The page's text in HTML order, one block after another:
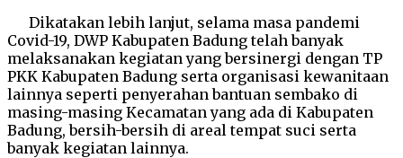
Dikatakan lebih lanjut, selama masa pandemi
Covid-19, DWP Kabupaten Badung telah banyak
melaksanakan kegiatan yang bersinergi dengan TP
PKK Kabupaten Badung serta organisasi kewanitaan
lainnya seperti penyerahan bantuan sembako di
masing-masing Kecamatan yang ada di Kabupaten
Badung, bersih-bersih di areal tempat suci serta
banyak kegiatan lainnya.